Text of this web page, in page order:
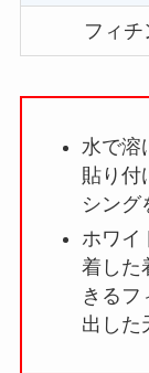
フィチ
水で溶
貼り付
シング
ホワイ
着した
きるフ
出した